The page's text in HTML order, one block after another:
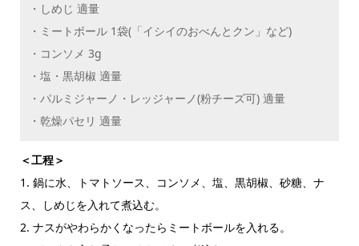
・しめじ 適量
・ミートボール 1袋(「イシイのおべんとクン」など)
・コンソメ 3g
・塩・黒胡椒 適量
・パルミジャーノ・レッジャーノ(粉チーズ可) 適量
・乾燥パセリ 適量
＜工程＞
1. 鍋に水、トマトソース、コンソメ、塩、黒胡椒、砂糖、ナ
ス、しめじを入れて煮込む。
2. ナスがやわらかくなったらミートボールを入れる。